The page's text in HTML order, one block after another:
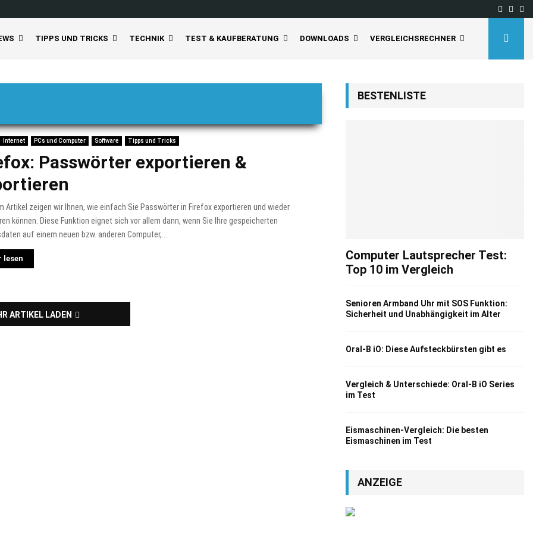
TIPPS UND TRICKS TECHNIK TEST & KAUFBERATUNG DOWNLOADS VERGLEICHSRECHNER
Internet PCs und Computer Software Tipps und Tricks
Passwörter exportieren &
Artikel zeigen wir Ihnen, wie einfach Sie Passwörter in Firefox exportieren und wieder
können. Diese Funktion eignet sich vor allem dann, wenn Sie Ihre gespeicherten
auf einem neuen bzw. anderen Computer,...
lesen
ARTIKEL LADEN
BESTENLISTE
Computer Lautsprecher Test:
Top 10 im Vergleich
Senioren Armband Uhr mit SOS Funktion:
Sicherheit und Unabhängigkeit im Alter
Oral-B iO: Diese Aufsteckbürsten gibt es
Vergleich & Unterschiede: Oral-B iO Series
im Test
Eismaschinen-Vergleich: Die besten
Eismaschinen im Test
ANZEIGE